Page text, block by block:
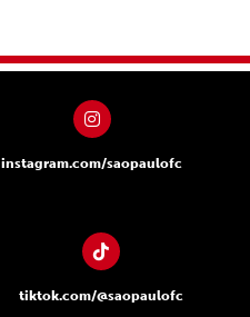
instagram.com/saopaulofc
tiktok.com/@saopaulofc